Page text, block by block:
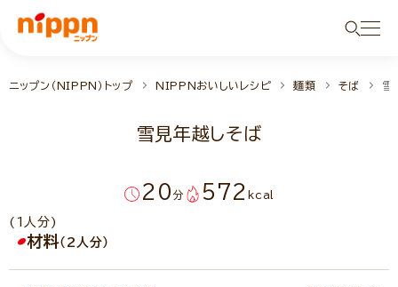
ニップン（NIPPN）トップ NIPPNおいしいレシピ 麺類 そば 雪
雪見年越しそば
20 分 572kcal
(1人分)
材料（2人分）